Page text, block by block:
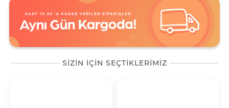
SİZİN İÇİN SEÇTİKLERİMİZ